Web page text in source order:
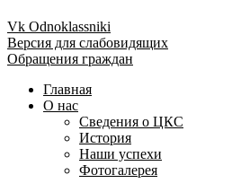
Vk Odnoklassniki
Версия для слабовидящих
Обращения граждан
Главная
О нас
Сведения о ЦКС
История
Наши успехи
Фотогалерея